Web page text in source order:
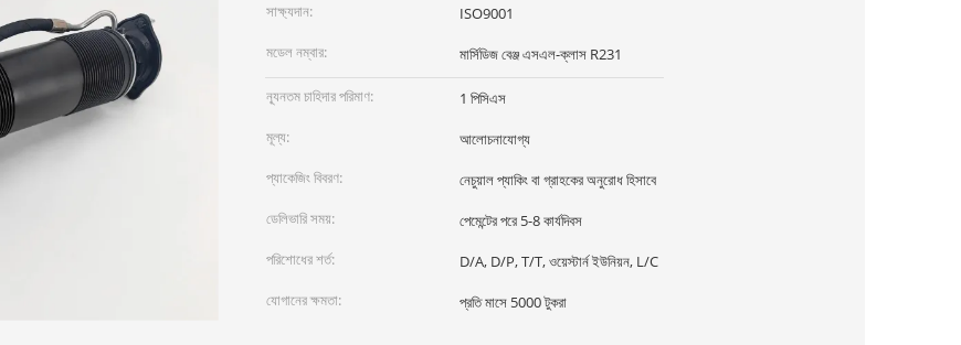
সাক্ষ্যদান:
ISO9001
মডেল নম্বার:
মার্সিডিজ বেঞ্জ এসএল-ক্লাস R231
ন্যূনতম চাহিদার পরিমাণ:
1 পিসিএস
মূল্য:
আলোচনাযোগ্য
প্যাকেজিং বিবরণ:
নেচুয়াল প্যাকিং বা গ্রাহকের অনুরোধ হিসাবে
ডেলিভারি সময়:
পেমেন্টের পরে 5-8 কার্যদিবস
পরিশোধের শর্ত:
D/A, D/P, T/T, ওয়েস্টার্ন ইউনিয়ন, L/C
যোগানের ক্ষমতা:
প্রতি মাসে 5000 টুকরা